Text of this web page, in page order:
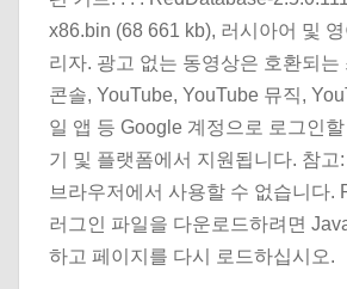
x86.bin (68 661 kb), 러시아어 및
리자. 광고 없는 동영상은 호환되는
콘솔, YouTube, YouTube 뮤직,
일 앱 등 Google 계정으로 로그인할
기 및 플랫폼에서 지원됩니다. 참고
브라우저에서 사용할 수 없습니다.
러그인 파일을 다운로드하려면
하고 페이지를 다시 로드하십시오.